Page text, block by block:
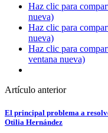
Haz clic para
nueva)
Haz clic para
nueva)
Haz clic para
ventana nueva)
Artículo anterior
El principal problema a
Otilia Hernández